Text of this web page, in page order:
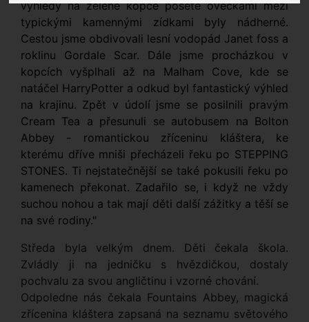
výhledy na zelené kopce poseté ovečkami mezi
typickými kamennými zídkami byly nádherné.
Cestou jsme obdivovali lesní vodopád Janet foss a
roklinu Gordale Scar. Dále jsme procházkou v
kopcích vyšplhali až na Malham Cove, kde se
natáčel HarryPotter a odkud byl fantastický výhled
na krajinu. Zpět v údolí jsme se posilnili pravým
Cream Tea a přesunuli se autobusem na Bolton
Abbey - romantickou zříceninu kláštera, ke
kterému dříve mniši přecházeli řeku po STEPPING
STONES. Ti nejstatečnější se také pokusili řeku po
kamenech překonat. Zadařilo se, i když ne vždy
suchou nohou a tak mají děti další zážitky a těší se
na své rodiny."
Středa byla velkým dnem. Děti čekala škola.
Zvládly ji na jedničku s hvězdičkou, dostaly
pochvalu za svou angličtinu i vzorné chování.
Odpoledne nás čekala Fountains Abbey, magická
zřícenina kláštera zapsaná na seznamu světového